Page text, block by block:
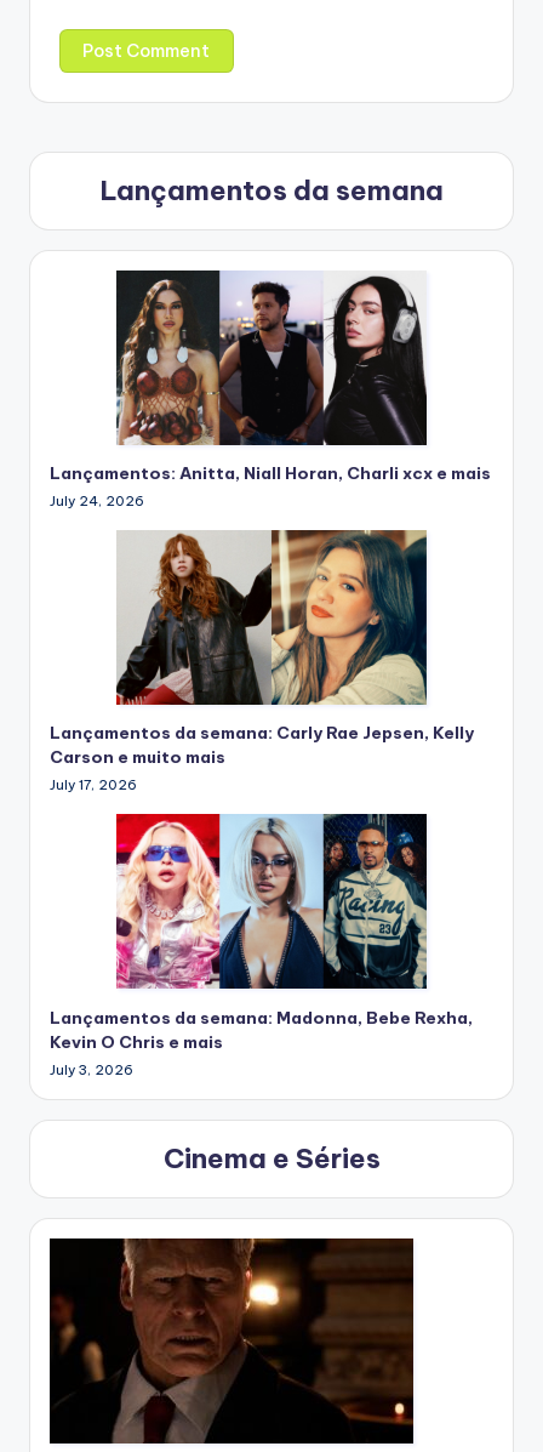
Lançamentos da semana
Lançamentos: Anitta, Niall Horan, Charli xcx e mais
July 24, 2026
Lançamentos da semana: Carly Rae Jepsen, Kelly
Carson e muito mais
July 17, 2026
Lançamentos da semana: Madonna, Bebe Rexha,
Kevin O Chris e mais
July 3, 2026
Cinema e Séries